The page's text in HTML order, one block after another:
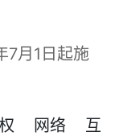
7月1日起施
网络
互